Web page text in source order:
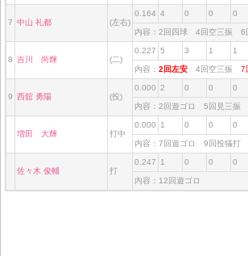
7 中山 礼都 (左右)
0.164 4 0 0 0
内容：2回四球 4回空三振
8 吉川 尚輝 (二)
0.227 5 3 1 1
内容： 2回左安 4回空三振 7
9 西舘 勇陽 (投)
0.000 2 0 0 0
内容：2回遊ゴロ 5回見三振
増田 大輝 打中
0.000 1 0 0 0
内容：7回遊ゴロ 9回投犠打
佐々木 俊輔 打
0.247 1 0 0 0
内容：12回遊ゴロ